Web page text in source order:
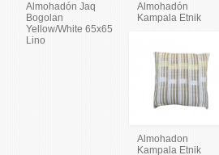
Almohadón Jaq
Bogolan
Yellow/White 65x65
Lino
Almohadón
Kampala Etnik
Almohadon
Kampala Etnik